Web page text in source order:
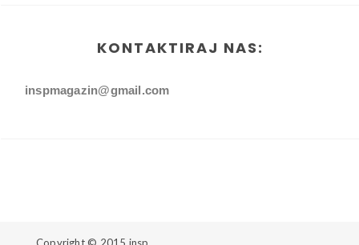
KONTAKTIRAJ NAS:
inspmagazin@gmail.com
Copyright © 2015 insp.